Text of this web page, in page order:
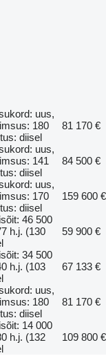
uus,
180
diisel
81 170 €
uus,
141
diisel
84 500 €
uus,
170
diisel
159 600 €
46 500
h.j. (130
59 900 €
34 500
h.j. (103
67 133 €
uus,
180
diisel
81 170 €
14 000
h.j. (132
109 800 €